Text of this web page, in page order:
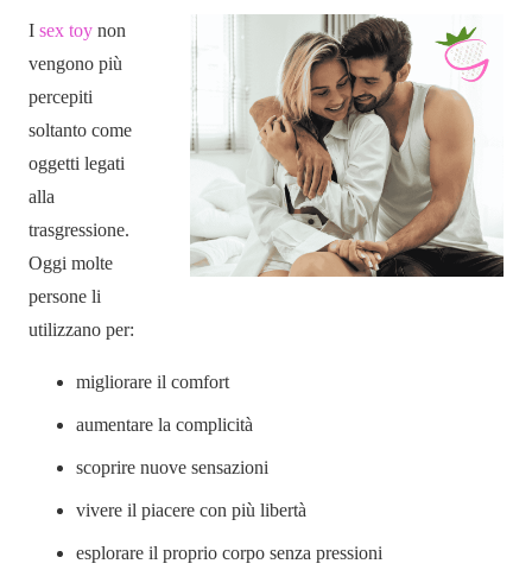
I sex toy non
vengono più
percepiti
soltanto come
oggetti legati
alla
trasgressione.
Oggi molte
persone li
utilizzano per:
migliorare il comfort
aumentare la complicità
scoprire nuove sensazioni
vivere il piacere con più libertà
esplorare il proprio corpo senza pressioni